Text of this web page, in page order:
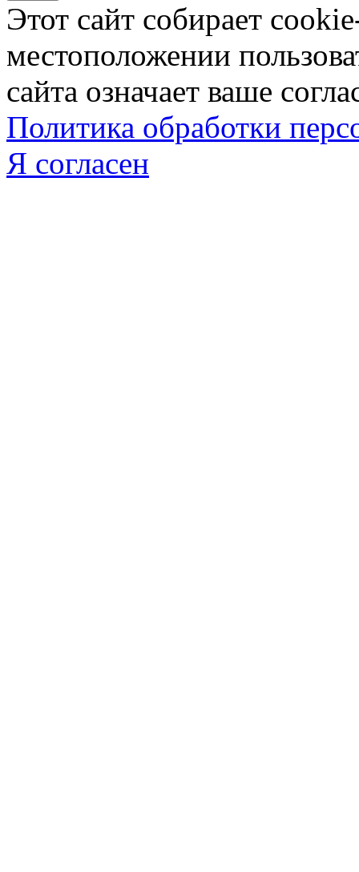
Этот сайт собирает
местоположении
сайта означает ваше
Политика обработки
Я согласен